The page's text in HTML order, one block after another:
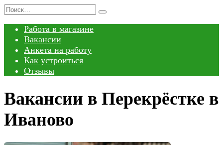
Перейти
содержанию
Search
Работа в магазине
Вакансии
Анкета на работу
Как устроиться
Отзывы
Вакансии в Перекрёстке в
Иваново